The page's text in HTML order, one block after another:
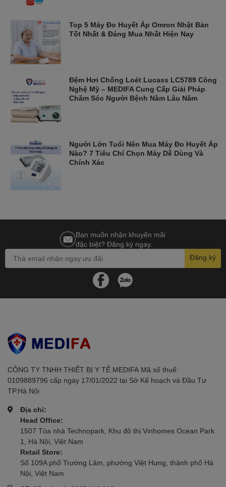
Top 5 Máy Đo Huyết Áp Omron Nhật Bản
Tốt Nhất & Đáng Mua Nhất Hiện Nay
Đệm Hơi Chống Loét Lucass LC5789 Công
Nghệ Mỹ – MEDIFA Cung Cấp Giải Pháp
Chăm Sóc Người Bệnh Nằm Lâu Năm
Người Lớn Tuổi Nên Mua Máy Đo Huyết Áp
Nào? 7 Tiêu Chí Chọn Máy Dễ Dùng Và
Chính Xác
Bạn muốn nhận khuyến mãi
đặc biệt? Đăng ký ngay.
Đăng ký
CÔNG TY TNHH THIẾT BỊ Y TẾ MEDIFAㅤㅤㅤㅤㅤㅤㅤ Mã số thuế:
0109889796 cấp ngày 17/01/2022 tại Sở Kế hoạch và Đầu Tư
TP.Hà Nội
Địa chỉ:
Head Office:
1507 Tòa nhà Technopark, Khu đô thị Vinhomes Ocean Park
1, Hà Nội, Việt Nam
Retail Store:
Số 109A phố Trường Lâm, phường Việt Hưng, thành phố Hà
Nội, Việt Nam